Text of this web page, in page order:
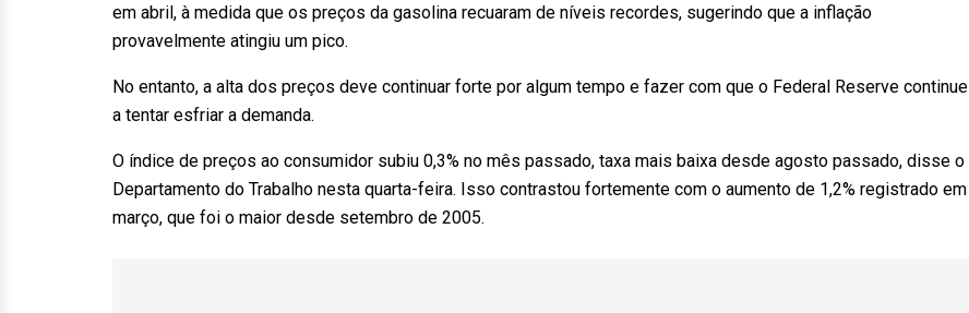
em abril, à medida que os preços da gasolina recuaram de níveis recordes, sugerindo que a inflação
provavelmente atingiu um pico.
No entanto, a alta dos preços deve continuar forte por algum tempo e fazer com que o Federal Reserve continue
a tentar esfriar a demanda.
O índice de preços ao consumidor subiu 0,3% no mês passado, taxa mais baixa desde agosto passado, disse o
Departamento do Trabalho nesta quarta-feira. Isso contrastou fortemente com o aumento de 1,2% registrado em
março, que foi o maior desde setembro de 2005.